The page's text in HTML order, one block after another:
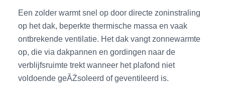
Een zolder warmt snel op door directe zoninstraling
op het dak, beperkte thermische massa en vaak
ontbrekende ventilatie. Het dak vangt zonnewarmte
op, die via dakpannen en gordingen naar de
verblijfsruimte trekt wanneer het plafond niet
voldoende geĂŻsoleerd of geventileerd is.